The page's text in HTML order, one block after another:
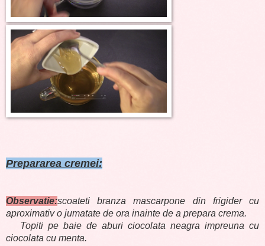
Prepararea cremei:
Observatie:scoateti branza mascarpone din frigider cu
aproximativ o jumatate de ora inainte de a prepara crema.
Topiti pe baie de aburi ciocolata neagra impreuna cu
ciocolata cu menta.